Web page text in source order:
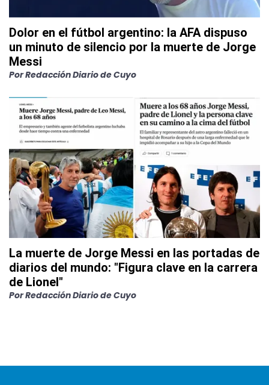
Dolor en el fútbol argentino: la AFA dispuso
un minuto de silencio por la muerte de Jorge
Messi
PorRedacción Diario de Cuyo
La muerte de Jorge Messi en las portadas de
diarios del mundo: "Figura clave en la carrera
de Lionel"
PorRedacción Diario de Cuyo